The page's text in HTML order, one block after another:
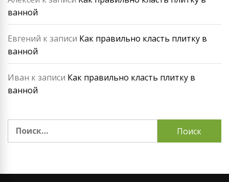
ванной
Евгений к записи Как правильно класть плитку в
ванной
Иван к записи Как правильно класть плитку в
ванной
Найти: